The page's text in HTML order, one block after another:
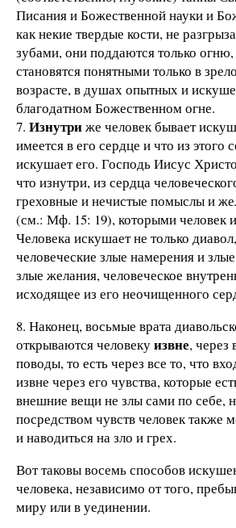
Писания и Божественной науки и
как некие твердые кости, не
зубами, они поддаются только огню,
становятся понятными только в
возрасте, в душах опытных и
благодатном Божественном огне.
7. Изнутриже человек бывает
имеется в его сердце и что из этого
искушает его. Господь Иисус
что изнутри, из сердца
греховные и нечистые помыслы и
(см.: Мф. 15: 19), которыми человек
Человека искушает не только
человеческие злые намерения и
злые желания, человеческое
исходящее из его неочищенного
8. Наконец, восьмые врата
открываются человекуизвне,
поводы, то есть через все то, что
извне через его чувства, которые
внешние вещи не злы сами по себе,
посредством чувств человек также
и наводиться на зло и грех.
Вот таковы восемь способов
человека, независимо от того,
миру или в уединении.